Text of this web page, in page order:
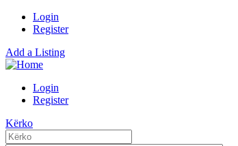
Login
Register
Add a Listing
Login
Register
Kërko